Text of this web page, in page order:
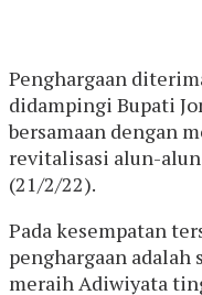
Penghargaan
didampingi Bupati
bersamaan dengan
revitalisasi alun-alun
(21/2/22).
Pada kesempatan
penghargaan adalah
meraih Adiwiyata